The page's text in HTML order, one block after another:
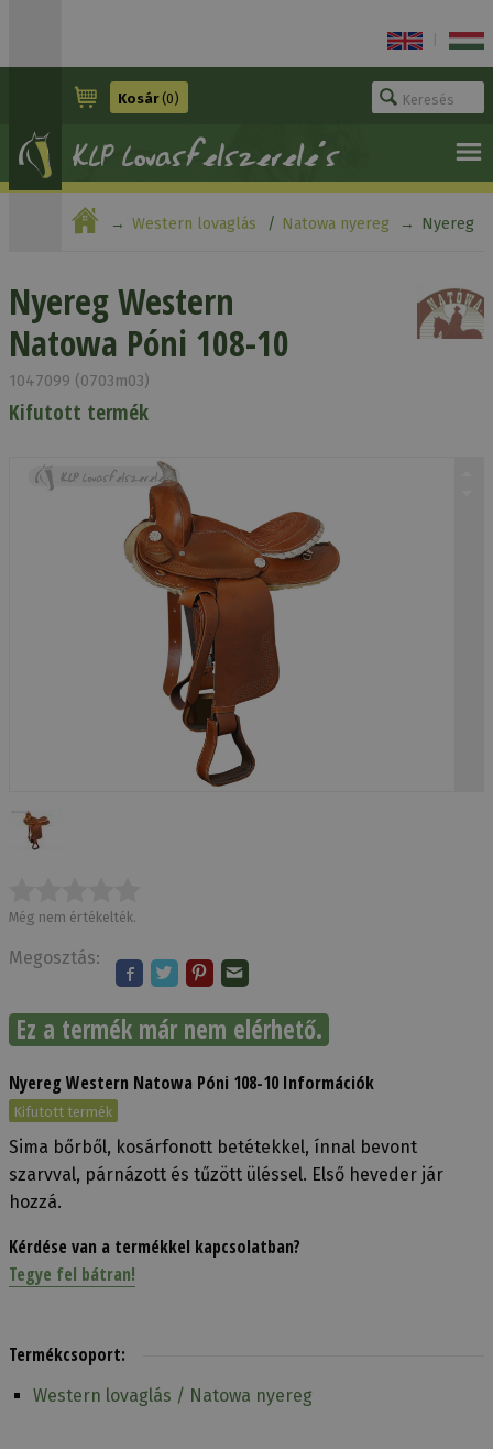
Kosár(0)
Western lovaglás Natowa nyereg Nyereg
Nyereg Western
Natowa Póni 108-10
1047099 (0703m03)
Kifutott termék
Még nem értékelték.
Megosztás:
Ez a termék már nem elérhető.
Nyereg Western Natowa Póni 108-10 Információk
Kifutott termék
Sima bőrből, kosárfonott betétekkel, ínnal bevont
szarvval, párnázott és tűzött üléssel. Első heveder jár
hozzá.
Kérdése van a termékkel kapcsolatban?
Tegye fel bátran!
Termékcsoport:
Western lovaglás / Natowa nyereg